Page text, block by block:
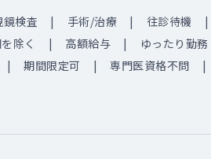
鏡検査 手術/治療 往診待機
除く 高額給与 ゆったり勤務
期間限定可 専門医資格不問